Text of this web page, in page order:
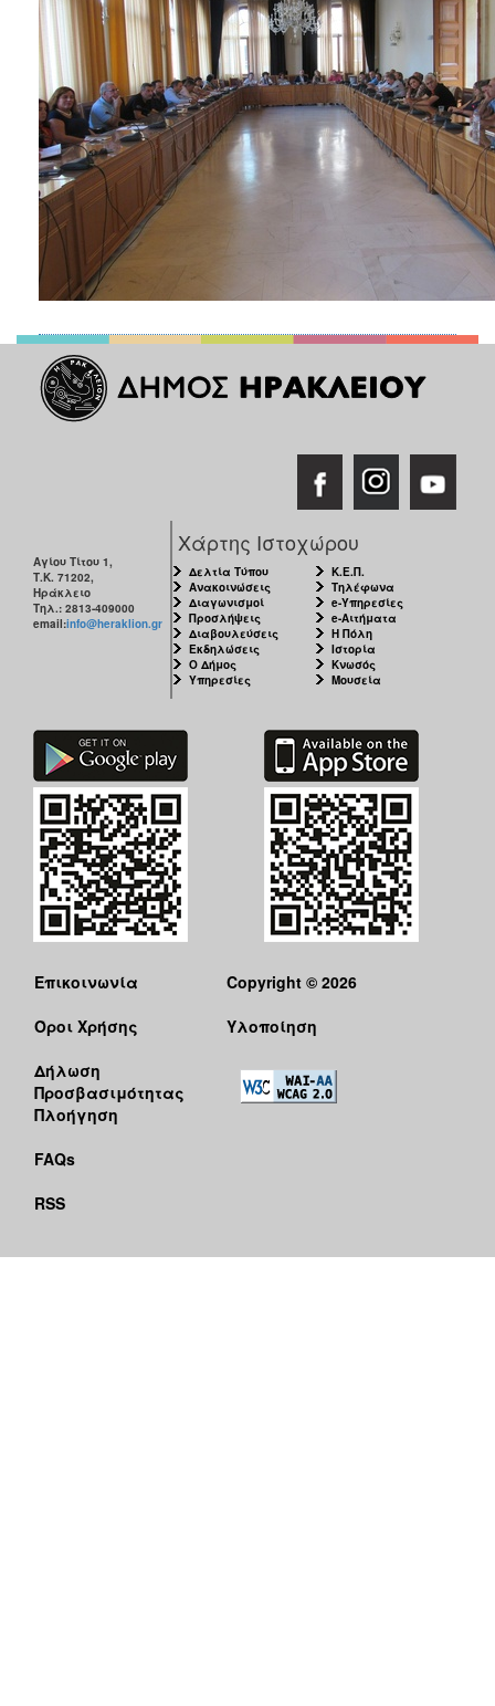
Αγίου Τίτου 1,
Τ.Κ. 71202,
Ηράκλειο
Τηλ.: 2813-409000
email:info@heraklion.gr
Χάρτης Ιστοχώρου
Δελτία Τύπου
Ανακοινώσεις
Διαγωνισμοί
Προσλήψεις
Διαβουλεύσεις
Εκδηλώσεις
Ο Δήμος
Υπηρεσίες
Κ.Ε.Π.
Τηλέφωνα
e-Υπηρεσίες
e-Αιτήματα
Η Πόλη
Ιστορία
Κνωσός
Μουσεία
Επικοινωνία
Όροι Χρήσης
Δήλωση
Προσβασιμότητας
Πλοήγηση
FAQs
RSS
Copyright © 2026
Υλοποίηση